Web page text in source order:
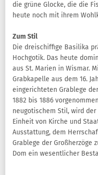
die grüne Glocke, die die
heute noch mit ihrem
Zum Stil
Die dreischiffige Basilika
Hochgotik. Das heute
aus St. Marien in Wismar.
Grabkapelle aus dem 16.
eingerichteten Grablege
1882 bis 1886
neugotischem Stil, wird
Einheit von Kirche und
Ausstattung, dem
Grablege der Großherzöge
Dom ein wesentlicher